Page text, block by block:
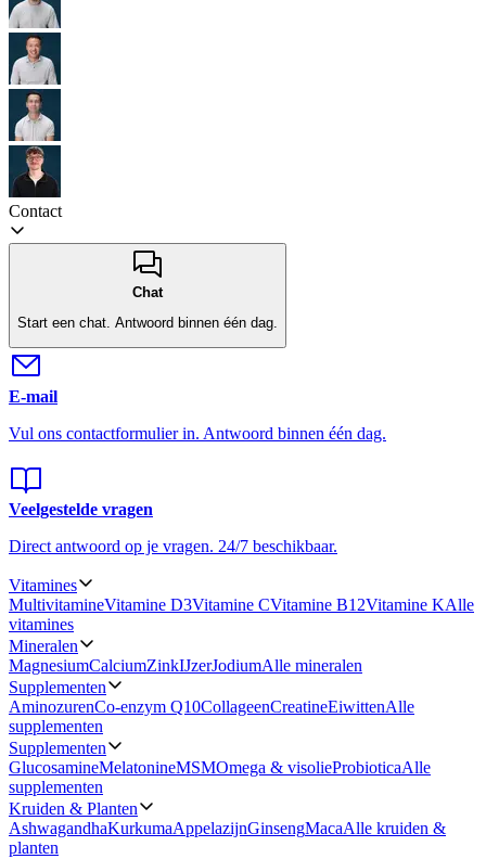
Contact
Chat
Start een chat. Antwoord binnen één dag.
E-mail
Vul ons contactformulier in. Antwoord binnen één dag.
Veelgestelde vragen
Direct antwoord op je vragen. 24/7 beschikbaar.
Vitamines
MultivitamineVitamine D3Vitamine CVitamine B12Vitamine KAlle
vitamines
Mineralen
MagnesiumCalciumZinkIJzerJodiumAlle mineralen
Supplementen
AminozurenCo-enzym Q10CollageenCreatineEiwittenAlle
supplementen
Supplementen
GlucosamineMelatonineMSMOmega & visolieProbioticaAlle
supplementen
Kruiden & Planten
AshwagandhaKurkumaAppelazijnGinsengMacaAlle kruiden &
planten